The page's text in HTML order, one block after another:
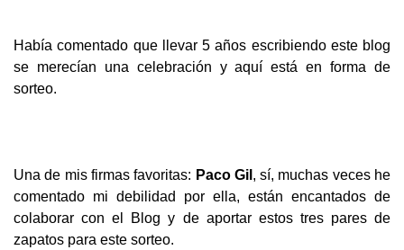
Había comentado que llevar 5 años escribiendo este blog
se merecían una celebración y aquí está en forma de
sorteo.
Una de mis firmas favoritas: Paco Gil , sí, muchas veces he
comentado mi debilidad por ella, están encantados de
colaborar con el Blog y de aportar estos tres pares de
zapatos para este sorteo.